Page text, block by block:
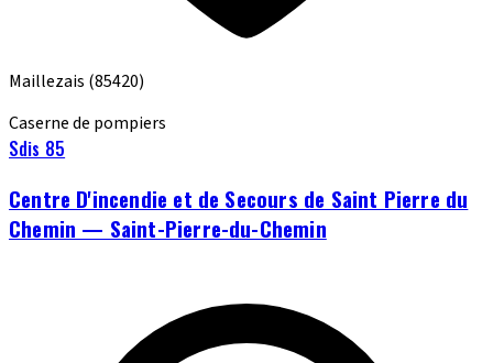
Maillezais (85420)
Caserne de pompiers
Sdis 85
Centre D'incendie et de Secours de Saint Pierre du
Chemin — Saint-Pierre-du-Chemin